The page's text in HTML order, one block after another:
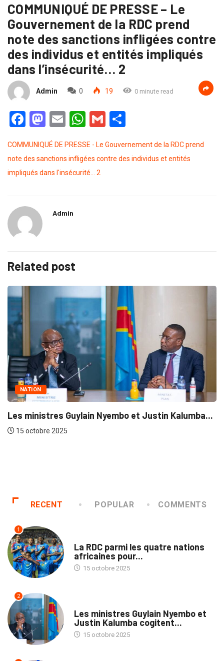
COMMUNIQUÉ DE PRESSE – Le
Gouvernement de la RDC prend
note des sanctions infligées contre
des individus et entités impliqués
dans l’insécurité… 2
Admin 0 19 0 minute read
Facebook
Mastodon
EmailWhatsApp
Gmail
COMMUNIQUÉ DE PRESSE - Le Gouvernement de la RDC prend
note des sanctions infligées contre des individus et entités
impliqués dans l'insécurité... 2
Admin
Related post
NATION
Les ministres Guylain Nyembo et Justin Kalumba...
15 octobre 2025
RECENT POPULAR COMMENTS
1
La RDC parmi les quatre nations
africaines pour...
15 octobre 2025
2
Les ministres Guylain Nyembo et
Justin Kalumba cogitent...
15 octobre 2025